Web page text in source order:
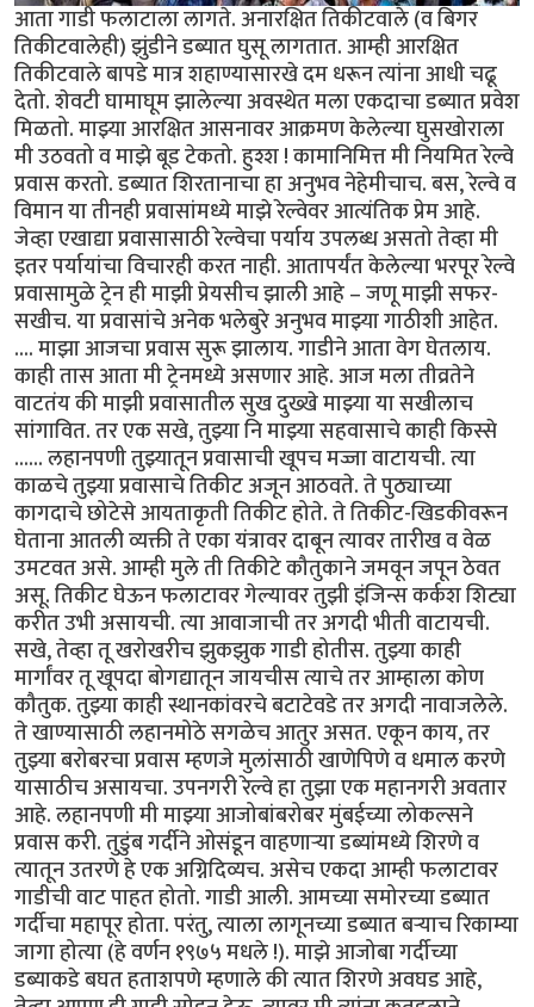
आता गाडी फलाटाला लागते. अनारक्षित तिकीटवाले (व बिगर
तिकीटवालेही) झुंडीने डब्यात घुसू लागतात. आम्ही आरक्षित
तिकीटवाले बापडे मात्र शहाण्यासारखे दम धरून त्यांना आधी चढू
देतो. शेवटी घामाघूम झालेल्या अवस्थेत मला एकदाचा डब्यात प्रवेश
मिळतो. माझ्या आरक्षित आसनावर आक्रमण केलेल्या घुसखोराला
मी उठवतो व माझे बूड टेकतो. हुश्श ! कामानिमित्त मी नियमित रेल्वे
प्रवास करतो. डब्यात शिरतानाचा हा अनुभव नेहेमीचाच. बस, रेल्वे व
विमान या तीनही प्रवासांमध्ये माझे रेल्वेवर आत्यंतिक प्रेम आहे.
जेव्हा एखाद्या प्रवासासाठी रेल्वेचा पर्याय उपलब्ध असतो तेव्हा मी
इतर पर्यायांचा विचारही करत नाही. आतापर्यंत केलेल्या भरपूर रेल्वे
प्रवासामुळे ट्रेन ही माझी प्रेयसीच झाली आहे – जणू माझी सफर-
सखीच. या प्रवासांचे अनेक भलेबुरे अनुभव माझ्या गाठीशी आहेत.
.... माझा आजचा प्रवास सुरू झालाय. गाडीने आता वेग घेतलाय.
काही तास आता मी ट्रेनमध्ये असणार आहे. आज मला तीव्रतेने
वाटतंय की माझी प्रवासातील सुख दुख्खे माझ्या या सखीलाच
सांगावित. तर एक सखे, तुझ्या नि माझ्या सहवासाचे काही किस्से
...... लहानपणी तुझ्यातून प्रवासाची खूपच मज्जा वाटायची. त्या
काळचे तुझ्या प्रवासाचे तिकीट अजून आठवते. ते पुठ्याच्या
कागदाचे छोटेसे आयताकृती तिकीट होते. ते तिकीट-खिडकीवरून
घेताना आतली व्यक्ती ते एका यंत्रावर दाबून त्यावर तारीख व वेळ
उमटवत असे. आम्ही मुले ती तिकीटे कौतुकाने जमवून जपून ठेवत
असू. तिकीट घेऊन फलाटावर गेल्यावर तुझी इंजिन्स कर्कश शिट्या
करीत उभी असायची. त्या आवाजाची तर अगदी भीती वाटायची.
सखे, तेव्हा तू खरोखरीच झुकझुक गाडी होतीस. तुझ्या काही
मार्गांवर तू खूपदा बोगद्यातून जायचीस त्याचे तर आम्हाला कोण
कौतुक. तुझ्या काही स्थानकांवरचे बटाटेवडे तर अगदी नावाजलेले.
ते खाण्यासाठी लहानमोठे सगळेच आतुर असत. एकून काय, तर
तुझ्या बरोबरचा प्रवास म्हणजे मुलांसाठी खाणेपिणे व धमाल करणे
यासाठीच असायचा. उपनगरी रेल्वे हा तुझा एक महानगरी अवतार
आहे. लहानपणी मी माझ्या आजोबांबरोबर मुंबईच्या लोकल्सने
प्रवास करी. तुडुंब गर्दीने ओसंडून वाहणाऱ्या डब्यांमध्ये शिरणे व
त्यातून उतरणे हे एक अग्निदिव्यच. असेच एकदा आम्ही फलाटावर
गाडीची वाट पाहत होतो. गाडी आली. आमच्या समोरच्या डब्यात
गर्दीचा महापूर होता. परंतु, त्याला लागूनच्या डब्यात बऱ्याच रिकाम्या
जागा होत्या (हे वर्णन १९७५ मधले !). माझे आजोबा गर्दीच्या
डब्याकडे बघत हताशपणे म्हणाले की त्यात शिरणे अवघड आहे,